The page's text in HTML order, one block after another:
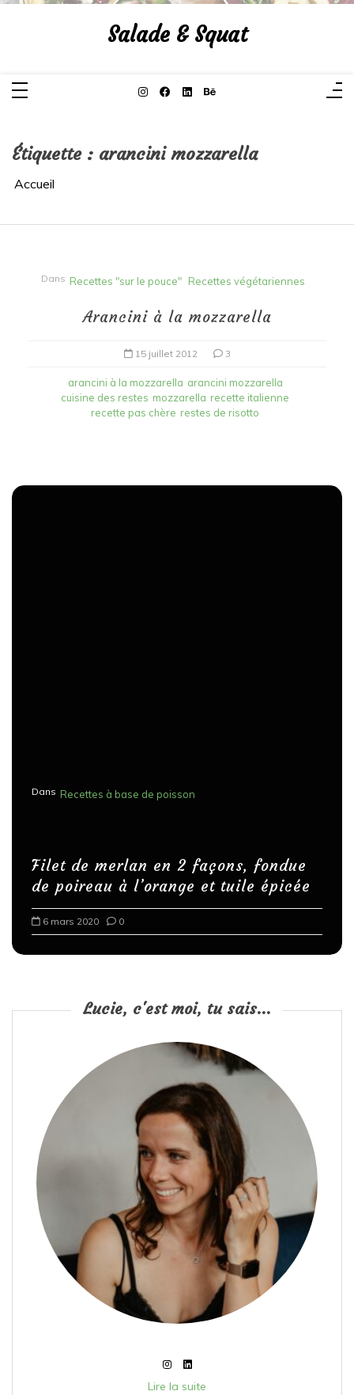
Aller
Salade & Squat
Étiquette : arancini mozzarella
Accueil
Dans Recettes "sur le pouce" Recettes végétariennes
Arancini à la mozzarella
15 juillet 2012 3
arancini à la mozzarella arancini mozzarella
cuisine des restes mozzarella recette italienne
recette pas chère restes de risotto
Dans Recettes à base de poisson
Filet de merlan en 2 façons, fondue
de poireau à l’orange et tuile épicée
6 mars 2020 0
Lucie, c'est moi, tu sais...
Lire la suite